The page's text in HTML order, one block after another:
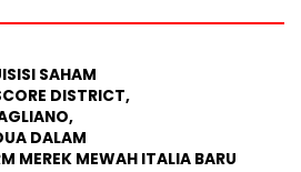
SAHAM
DISTRICT,
DALAM
MEREK MEWAH ITALIA BARU